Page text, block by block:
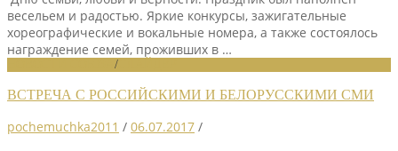
весельем и радостью. Яркие конкурсы, зажигательные
хореографические и вокальные номера, а также состоялось
награждение семей, проживших в …
/
ВСТРЕЧА С РОССИЙСКИМИ И БЕЛОРУССКИМИ СМИ
pochemuchka2011 / 06.07.2017 /